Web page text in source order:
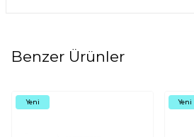
Benzer Ürünler
Yeni Yeni